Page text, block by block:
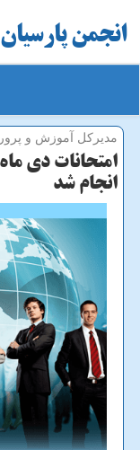
انجمن پارسیان
مدیركل آموزش و
امتحانات دی
انجام شد